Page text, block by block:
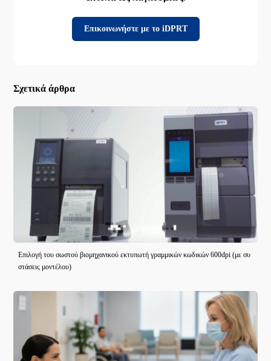
Επικοινωνήστε με το iDPRT
Σχετικά άρθρα
Επιλογή του σωστού βιομηχανικού εκτυπωτή γραμμικών κωδικών 600dpi (με συ
στάσεις μοντέλου)